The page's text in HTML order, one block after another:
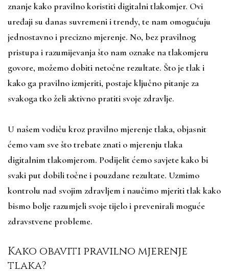
znanje kako pravilno koristiti digitalni tlakomjer. Ovi
uređaji su danas suvremeni i trendy, te nam omogućuju
jednostavno i precizno mjerenje. No, bez pravilnog
pristupa i razumijevanja što nam oznake na tlakomjeru
govore, možemo dobiti netočne rezultate. Što je tlak i
kako ga pravilno izmjeriti, postaje ključno pitanje za
svakoga tko želi aktivno pratiti svoje zdravlje.
U našem vodiču kroz pravilno mjerenje tlaka, objasnit
ćemo vam sve što trebate znati o mjerenju tlaka
digitalnim tlakomjerom. Podijelit ćemo savjete kako bi
svaki put dobili točne i pouzdane rezultate. Uzmimo
kontrolu nad svojim zdravljem i naučimo mjeriti tlak kako
bismo bolje razumjeli svoje tijelo i prevenirali moguće
zdravstvene probleme.
Kako obaviti pravilno mjerenje
tlaka?